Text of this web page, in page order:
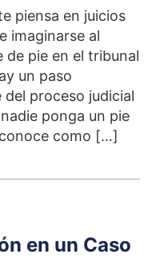
piensa en juicios
imaginarse al
de pie en el tribunal
un paso
proceso judicial
ponga un pie
como […]
en un Caso